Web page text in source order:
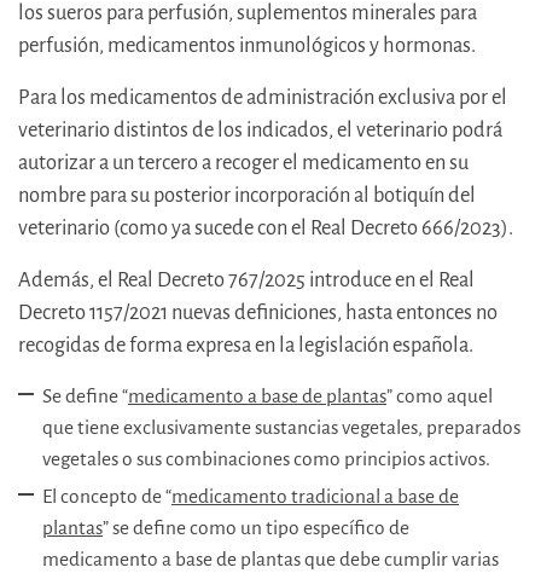
los sueros para perfusión, suplementos minerales para
perfusión, medicamentos inmunológicos y hormonas.
Para los medicamentos de administración exclusiva por el
veterinario distintos de los indicados, el veterinario podrá
autorizar a un tercero a recoger el medicamento en su
nombre para su posterior incorporación al botiquín del
veterinario (como ya sucede con el Real Decreto 666/2023).
Además, el Real Decreto 767/2025 introduce en el Real
Decreto 1157/2021 nuevas definiciones, hasta entonces no
recogidas de forma expresa en la legislación española.
Se define “medicamento a base de plantas” como aquel
que tiene exclusivamente sustancias vegetales, preparados
vegetales o sus combinaciones como principios activos.
El concepto de “medicamento tradicional a base de
plantas” se define como un tipo específico de
medicamento a base de plantas que debe cumplir varias